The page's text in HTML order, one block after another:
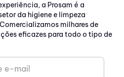
a Prosam é a
da higiene e limpeza
milhares de
eficazes para todo o tipo de